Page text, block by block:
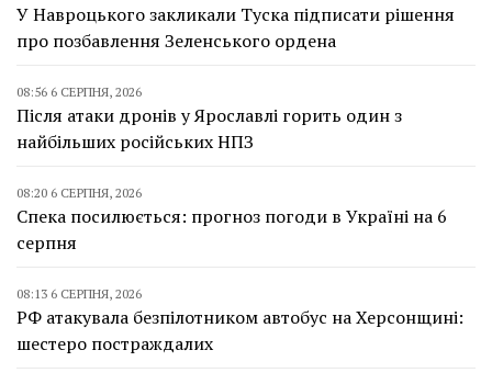
У Навроцького закликали Туска підписати рішення
про позбавлення Зеленського ордена
08:56 6 СЕРПНЯ, 2026
Після атаки дронів у Ярославлі горить один з
найбільших російських НПЗ
08:20 6 СЕРПНЯ, 2026
Спека посилюється: прогноз погоди в Україні на 6
серпня
08:13 6 СЕРПНЯ, 2026
РФ атакувала безпілотником автобус на Херсонщині:
шестеро постраждалих